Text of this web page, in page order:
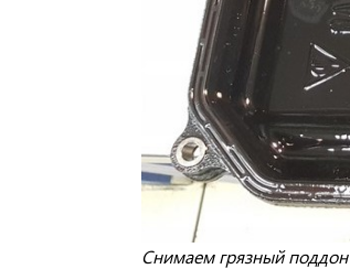
Снимаем грязный поддон